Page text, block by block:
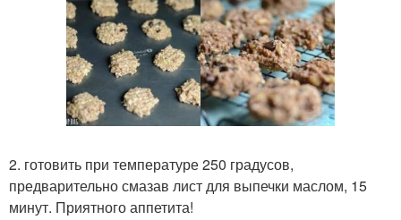
2. готовить при температуре 250 градусов,
предварительно смазав лист для выпечки маслом, 15
минут. Приятного аппетита!